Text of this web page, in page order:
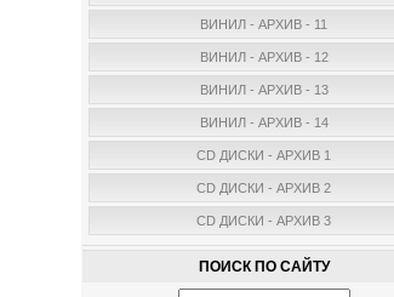
ВИНИЛ - АРХИВ - 11
ВИНИЛ - АРХИВ - 12
ВИНИЛ - АРХИВ - 13
ВИНИЛ - АРХИВ - 14
CD ДИСКИ - АРХИВ 1
CD ДИСКИ - АРХИВ 2
CD ДИСКИ - АРХИВ 3
ПОИСК ПО САЙТУ